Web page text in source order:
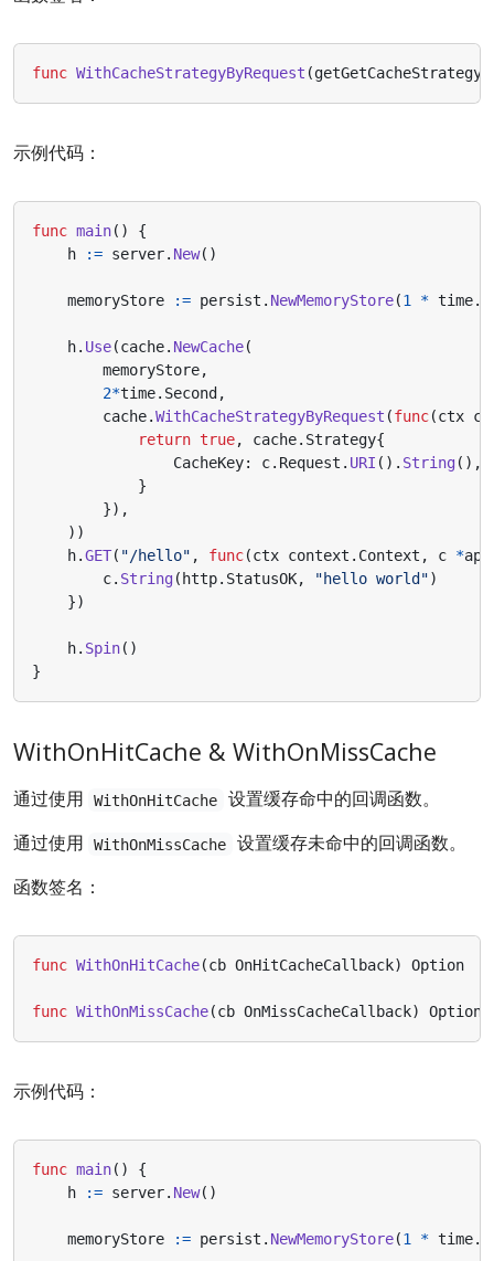
func WithCacheStrategyByRequest (
示例代码：
func main()
{
h
:= server. New()
memoryStore := persist . NewMemoryStore(1 * time.
h. Use(cache. NewCache(
memoryStore,
2*time. Second ,
cache.WithCacheStrategyByRequest (func(ctx
return true, cache. Strategy{
CacheKey: c. Request . URI (). String(),
}
}),
))
h.GET( "/hello" , func(ctx context . Context , c *app
c. String( http. StatusOK, "hello world")
})
h. Spin()
}
WithOnHitCache & WithOnMissCache
通过使用 WithOnHitCache
设置缓存命中的回调函数。
通过使用
WithOnMissCache
设置缓存未命中的回调函数。
函数签名：
func WithOnHitCache(cb OnHitCacheCallback) Option
func WithOnMissCache(cb OnMissCacheCallback) Option
示例代码：
func main()
{
h
:= server. New()
memoryStore := persist . NewMemoryStore(1 * time.